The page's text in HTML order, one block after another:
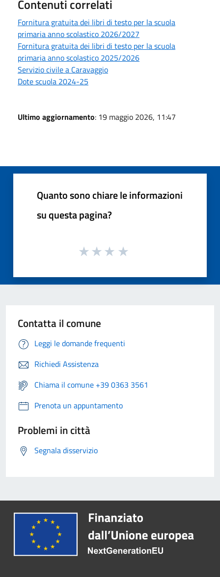
Contenuti correlati
Fornitura gratuita dei libri di testo per la scuola
primaria anno scolastico 2026/2027
Fornitura gratuita dei libri di testo per la scuola
primaria anno scolastico 2025/2026
Servizio civile a Caravaggio
Dote scuola 2024-25
Ultimo aggiornamento: 19 maggio 2026, 11:47
Quanto sono chiare le informazioni
su questa pagina?
Contatta il comune
Leggi le domande frequenti
Richiedi Assistenza
Chiama il comune +39 0363 3561
Prenota un appuntamento
Problemi in città
Segnala disservizio